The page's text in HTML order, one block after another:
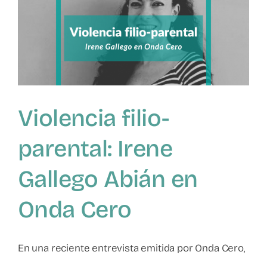
situaciones
violencia
parental
Violencia filio-
parental: Irene
Gallego Abián en
Onda Cero
En una reciente entrevista emitida por Onda Cero,